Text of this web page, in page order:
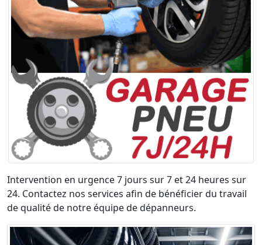
Intervention en urgence 7 jours sur 7 et 24 heures sur
24. Contactez nos services afin de bénéficier du travail
de qualité de notre équipe de dépanneurs.